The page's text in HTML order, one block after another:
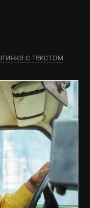
с текстом